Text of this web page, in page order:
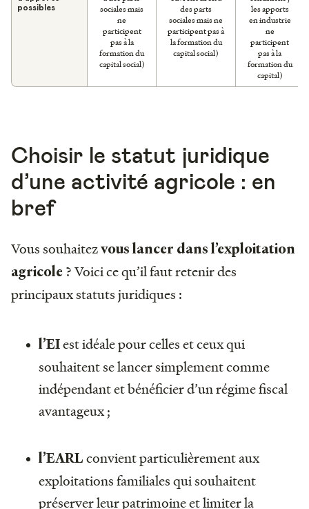
possibles
sociales mais
ne
participent
pas à la
formation du
capital social)
des parts
sociales mais ne
participent pas à
la formation du
capital social)
les apports
en industrie
ne
participent
pas à la
formation du
capital)
Choisir le statut juridique
d’une activité agricole : en
bref
Vous souhaitezvous lancer dans l’exploitation
agricole ? Voici ce qu’il faut retenir des
principaux statuts juridiques :
l’EIest idéale pour celles et ceux qui
souhaitent se lancer simplement comme
indépendant et bénéficier d’un régime fiscal
avantageux ;
l’EARL convient particulièrement aux
exploitations familiales qui souhaitent
préserver leur patrimoine et limiter la